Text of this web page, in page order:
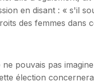
en disant : « s'il
des femmes dans
pouvais pas
élection